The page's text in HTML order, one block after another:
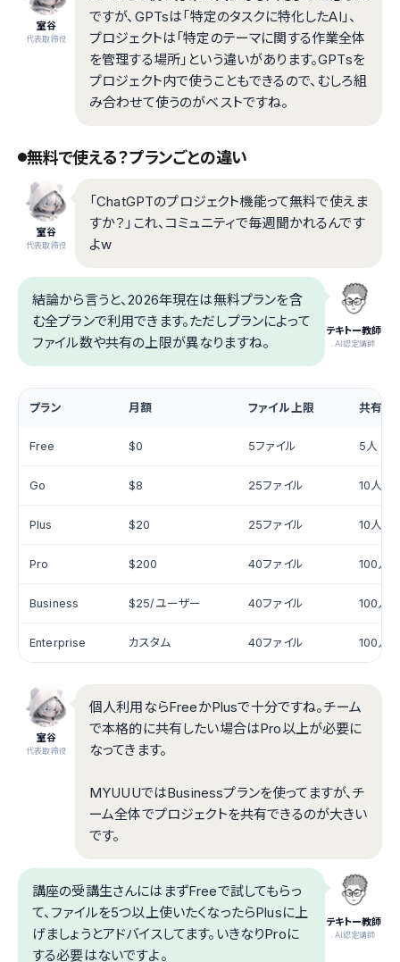
室谷
代表取締役
ですが、GPTsは「特定のタスクに特化したAI」、
プロジェクトは「特定のテーマに関する作業全体
を管理する場所」という違いがあります。GPTsを
プロジェクト内で使うこともできるので、むしろ組
み合わせて使うのがベストですね。
無料で使える？プランごとの違い
室谷
代表取締役
「ChatGPTのプロジェクト機能って無料で使えま
すか？」これ、コミュニティで毎週聞かれるんです
よw
テキトー教師
.AI認定講師
結論から言うと、2026年現在は無料プランを含
む全プランで利用できます。ただしプランによって
ファイル数や共有の上限が異なりますね。
プラン 月額 ファイル上限 共有人
Free $0 5ファイル 5人
Go $8 25ファイル 10人
Plus $20 25ファイル 10人
Pro $200 40ファイル 100人
Business $25/ユーザー 40ファイル 100人
Enterprise カスタム 40ファイル 100人
室谷
代表取締役
個人利用ならFreeかPlusで十分ですね。チーム
で本格的に共有したい場合はPro以上が必要に
なってきます。
MYUUUではBusinessプランを使ってますが、チ
ーム全体でプロジェクトを共有できるのが大きい
です。
テキトー教師
.AI認定講師
講座の受講生さんにはまずFreeで試してもらっ
て、ファイルを5つ以上使いたくなったらPlusに上
げましょうとアドバイスしてます。いきなりProに
する必要はないですよ。